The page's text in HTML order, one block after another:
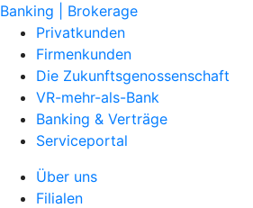
Banking | Brokerage
Privatkunden
Firmenkunden
Die Zukunftsgenossenschaft
VR-mehr-als-Bank
Banking & Verträge
Serviceportal
Über uns
Filialen